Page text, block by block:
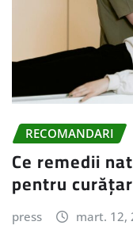
RECOMANDARI
Ce remedii
pentru
press mart. 12,